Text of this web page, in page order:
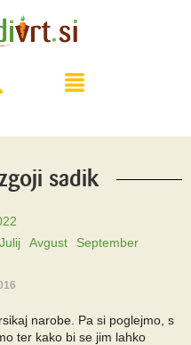
sadik
Julij Avgust
September
narobe. Pa si poglejmo, s
ter kako bi se jim lahko